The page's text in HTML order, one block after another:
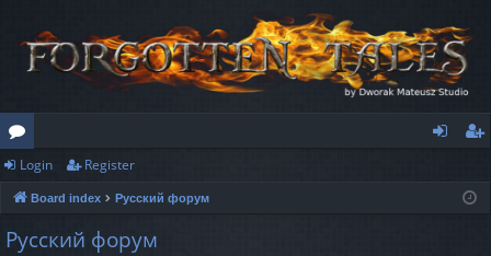
or
u
m
ist
Login Register
Board index Русский форум
Русский форум